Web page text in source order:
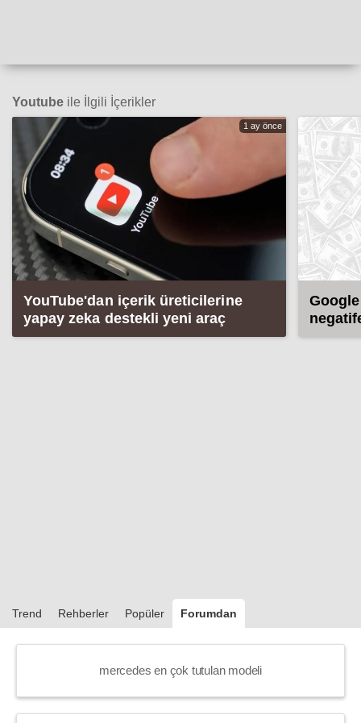
Youtube ile İlgili İçerikler
1 ay önce
YouTube'dan içerik üreticilerine
yapay zeka destekli yeni araç
Trend Rehberler Popüler Forumdan
mercedes en çok tutulan modeli